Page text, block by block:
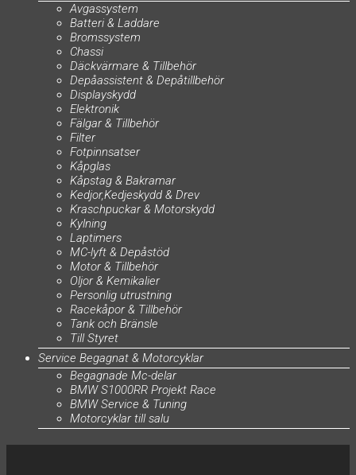
Avgassystem
Batteri & Laddare
Bromssystem
Chassi
Däckvärmare & Tillbehör
Depåassistent & Depåtillbehör
Displayskydd
Elektronik
Fälgar & Tillbehör
Filter
Fotpinnsatser
Kåpglas
Kåpstag & Bakramar
Kedjor,Kedjeskydd & Drev
Kraschpuckar & Motorskydd
Kylning
Laptimers
MC-lyft & Depåstöd
Motor & Tillbehör
Oljor & Kemikalier
Personlig utrustning
Racekåpor & Tillbehör
Tank och Bränsle
Till Styret
Service Begagnat & Motorcyklar
Begagnade Mc-delar
BMW S1000RR Projekt Race
BMW Service & Tuning
Motorcyklar till salu